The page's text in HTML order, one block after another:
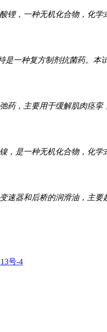
锂，一种无机化合物，化
是一种复方制剂抗菌药。本
药，主要用于缓解肌肉痉
，是一种无机化合物，化
速器和后桥的润滑油，主
号-4